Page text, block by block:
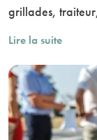
grillades,
Lire la suite